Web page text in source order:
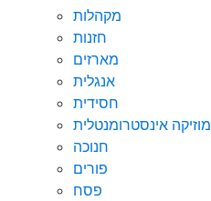
מקהלות
חזנות
מארזים
אנגלית
חסידית
מוזיקה אינסטרומנטלית
חנוכה
פורים
פסח